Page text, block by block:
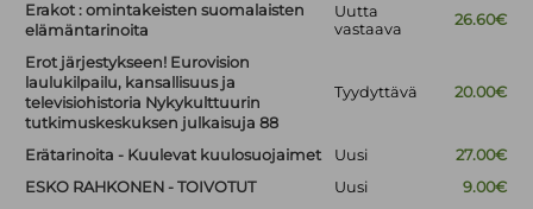
Erakot : omintakeisten suomalaisten
elämäntarinoita
Uutta
vastaava
26.60€
Erot järjestykseen! Eurovision
laulukilpailu, kansallisuus ja
televisiohistoria Nykykulttuurin
tutkimuskeskuksen julkaisuja 88
Tyydyttävä 20.00€
Erätarinoita - Kuulevat kuulosuojaimet Uusi
27.00€
ESKO RAHKONEN - TOIVOTUT
Uusi
9.00€